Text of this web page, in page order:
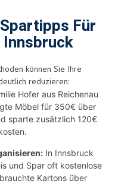
Für
Innsbruck
können Sie Ihre
reduzieren:
Hofer aus Reichenau
Möbel für 350€ über
sparte zusätzlich 120€
In Innsbruck
und Spar oft kostenlose
Kartons über